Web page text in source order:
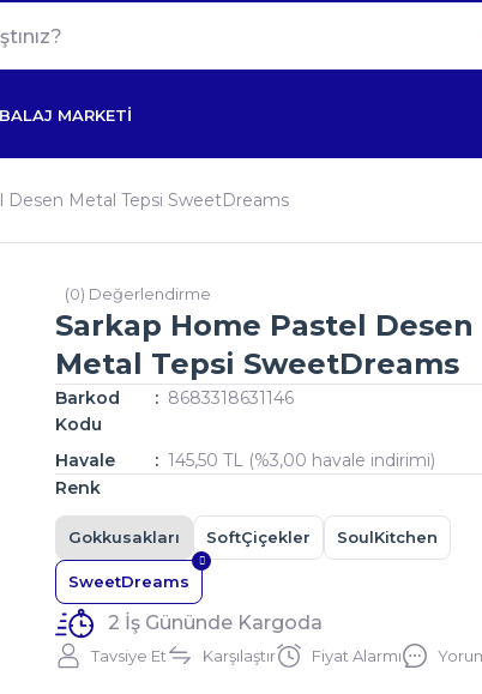
MARKETİ
Desen Metal Tepsi SweetDreams
(0) Değerlendirme
Sarkap Home Pastel Desen
Metal Tepsi SweetDreams
Barkod
Kodu
8683318631146
Havale
145,50 TL (%3,00 havale indirimi)
Renk
Gokkusakları SoftÇiçekler SoulKitchen
SweetDreams
2 İş Gününde Kargoda
Tavsiye Et Karşılaştır Fiyat Alarmı